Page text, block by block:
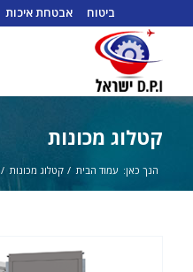
ביטוח אבטחת איכות
קטלוג מכונות
הנך כאן: עמוד הבית / קטלוג מכונות /